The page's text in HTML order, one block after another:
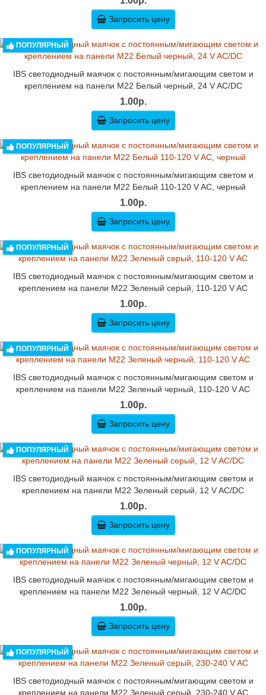
Запросить цену
ПОПУЛЯРНЫЙ
IBS светодиодный маячок с постоянным/мигающим светом и
креплением на панели M22 Белый черный, 24 V AC/DC
1.00р.
Запросить цену
ПОПУЛЯРНЫЙ
IBS светодиодный маячок с постоянным/мигающим светом и
креплением на панели M22 Белый 110-120 V AC, черный
1.00р.
Запросить цену
ПОПУЛЯРНЫЙ
IBS светодиодный маячок с постоянным/мигающим светом и
креплением на панели M22 Зеленый серый, 110-120 V AC
1.00р.
Запросить цену
ПОПУЛЯРНЫЙ
IBS светодиодный маячок с постоянным/мигающим светом и
креплением на панели M22 Зеленый черный, 110-120 V AC
1.00р.
Запросить цену
ПОПУЛЯРНЫЙ
IBS светодиодный маячок с постоянным/мигающим светом и
креплением на панели M22 Зеленый серый, 12 V AC/DC
1.00р.
Запросить цену
ПОПУЛЯРНЫЙ
IBS светодиодный маячок с постоянным/мигающим светом и
креплением на панели M22 Зеленый черный, 12 V AC/DC
1.00р.
Запросить цену
ПОПУЛЯРНЫЙ
IBS светодиодный маячок с постоянным/мигающим светом и
креплением на панели M22 Зеленый серый, 230-240 V AC